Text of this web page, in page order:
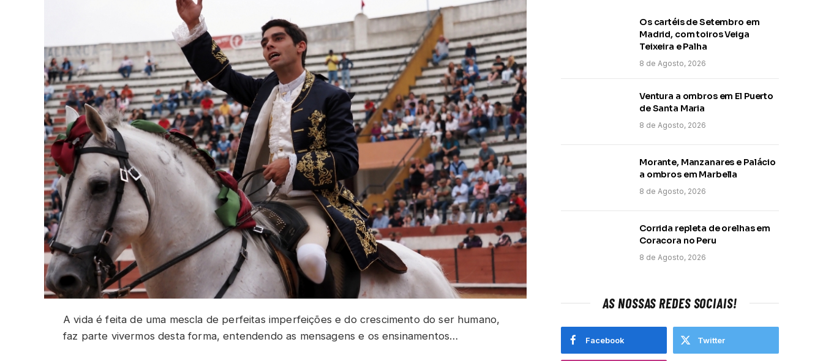
A vida é feita de uma mescla de perfeitas imperfeições e do crescimento do ser humano,
faz parte vivermos desta forma, entendendo as mensagens e os ensinamentos…
Os cartéis de Setembro em
Madrid, com toiros Veiga
Teixeira e Palha
8 de Agosto, 2026
Ventura a ombros em El Puerto
de Santa Maria
8 de Agosto, 2026
Morante, Manzanares e Palácio
a ombros em Marbella
8 de Agosto, 2026
Corrida repleta de orelhas em
Coracora no Peru
8 de Agosto, 2026
AS NOSSAS REDES SOCIAIS!
Facebook Twitter